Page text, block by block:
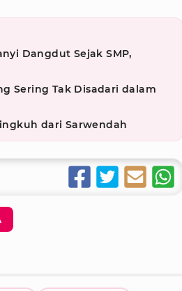
Dangdut Sejak SMP,
Sering Tak Disadari dalam
dari Sarwendah